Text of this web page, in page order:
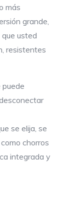
más
grande,
que usted
resistentes
puede
se elija, se
chorros
integrada y